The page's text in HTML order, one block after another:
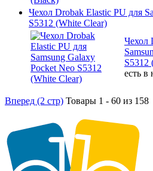
Чехол Drobak Elastic PU для
S5312 (White Clear)
Чехол
S5312
есть в
Вперед (2 стр) Товары 1 - 60 из 158